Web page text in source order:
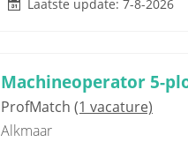
Laatste update: 7-8-2026
Machineoperator 5-
ProfMatch (1 vacature)
Alkmaar